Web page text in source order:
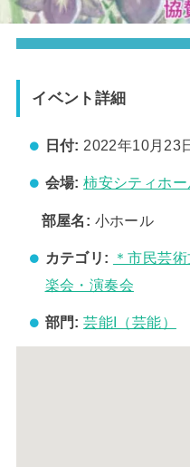
イベント詳細
日付: 2022年10月23
会場: 柿安シティホ
部屋名: 小ホール
カテゴリ: ＊市民芸
楽会・演奏会
部門: 芸能I（芸能）